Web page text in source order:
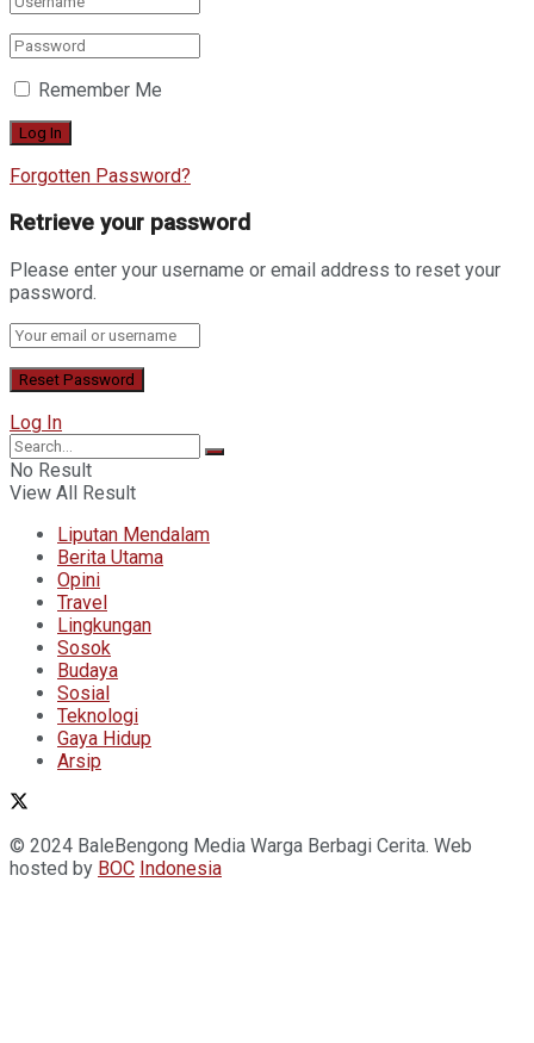
Remember Me
Forgotten Password?
Retrieve your password
Please enter your username or email address to reset your
password.
Log In
No Result
View All Result
Liputan Mendalam
Berita Utama
Opini
Travel
Lingkungan
Sosok
Budaya
Sosial
Teknologi
Gaya Hidup
Arsip
© 2024 BaleBengong Media Warga Berbagi Cerita. Web
hosted by BOC Indonesia